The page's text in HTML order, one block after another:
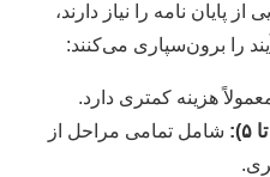
پایان نامه را نیاز دارند،
را برون‌سپاری می‌کنند:
هزینه کمتری دارد.
شامل تمامی مراحل از